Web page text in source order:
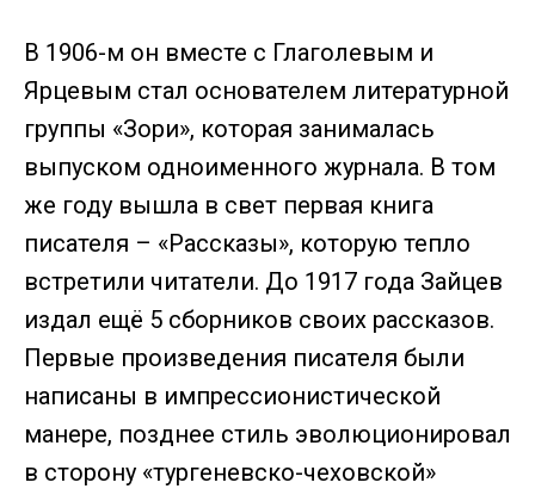
В 1906-м он вместе с Глаголевым и
Ярцевым стал основателем литературной
группы «Зори», которая занималась
выпуском одноименного журнала. В том
же году вышла в свет первая книга
писателя – «Рассказы», которую тепло
встретили читатели. До 1917 года Зайцев
издал ещё 5 сборников своих рассказов.
Первые произведения писателя были
написаны в импрессионистической
манере, позднее стиль эволюционировал
в сторону «тургеневско-чеховской»